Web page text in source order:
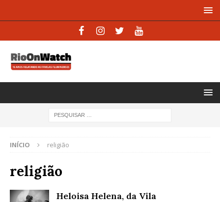
INÍCIO religião
religião
Heloisa Helena, da Vila